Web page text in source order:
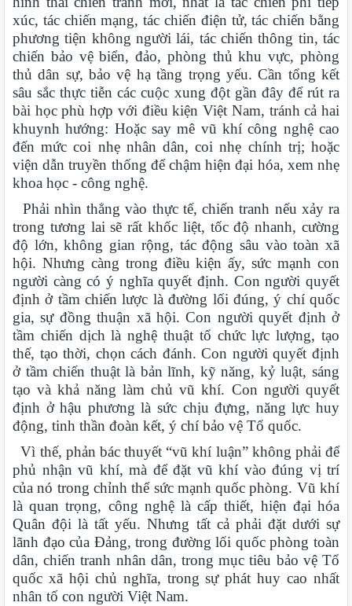
xúc, tác chiến mạng, tác chiến điện tử, tác chiến bằng
phương tiện không người lái, tác chiến thông tin, tác
chiến bảo vệ biển, đảo, phòng thủ khu vực, phòng
thủ dân sự, bảo vệ hạ tầng trọng yếu. Cần tổng kết
sâu sắc thực tiễn các cuộc xung đột gần đây để rút ra
bài học phù hợp với điều kiện Việt Nam, tránh cả hai
khuynh hướng: Hoặc say mê vũ khí công nghệ cao
đến mức coi nhẹ nhân dân, coi nhẹ chính trị; hoặc
viện dẫn truyền thống để chậm hiện đại hóa, xem nhẹ
khoa học - công nghệ.
Phải nhìn thẳng vào thực tế, chiến tranh nếu xảy ra
trong tương lai sẽ rất khốc liệt, tốc độ nhanh, cường
độ lớn, không gian rộng, tác động sâu vào toàn xã
hội. Nhưng càng trong điều kiện ấy, sức mạnh con
người càng có ý nghĩa quyết định. Con người quyết
định ở tầm chiến lược là đường lối đúng, ý chí quốc
gia, sự đồng thuận xã hội. Con người quyết định ở
tầm chiến dịch là nghệ thuật tổ chức lực lượng, tạo
thế, tạo thời, chọn cách đánh. Con người quyết định
ở tầm chiến thuật là bản lĩnh, kỹ năng, kỷ luật, sáng
tạo và khả năng làm chủ vũ khí. Con người quyết
định ở hậu phương là sức chịu đựng, năng lực huy
động, tinh thần đoàn kết, ý chí bảo vệ Tổ quốc.
Vì thế, phản bác thuyết “vũ khí luận” không phải để
phủ nhận vũ khí, mà để đặt vũ khí vào đúng vị trí
của nó trong chỉnh thể sức mạnh quốc phòng. Vũ khí
là quan trọng, công nghệ là cấp thiết, hiện đại hóa
Quân đội là tất yếu. Nhưng tất cả phải đặt dưới sự
lãnh đạo của Đảng, trong đường lối quốc phòng toàn
dân, chiến tranh nhân dân, trong mục tiêu bảo vệ Tổ
quốc xã hội chủ nghĩa, trong sự phát huy cao nhất
nhân tố con người Việt Nam.